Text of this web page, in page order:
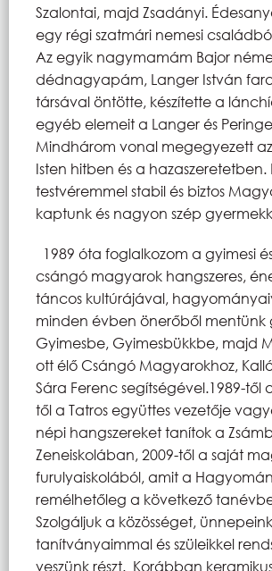
Szalontai, majd Zsadányi.
egy régi szatmári nemesi
Az egyik nagymamám Bajor
dédnagyapám, Langer István
társával öntötte, készítette a
egyéb elemeit a Langer és
Mindhárom vonal megegyezett
Isten hitben és a hazaszeretetben.
testvéremmel stabil és biztos
kaptunk és nagyon szép
1989 óta foglalkozom a gyimesi
csángó magyarok hangszeres,
táncos kultúrájával,
minden évben önerőből mentünk
Gyimesbe, Gyimesbükkbe, majd
ott élő Csángó Magyarokhoz,
Sára Ferenc segítségével.1989-től
től a Tatros együttes vezetője
népi hangszereket tanítok a
Zeneiskolában, 2009-től a saját
furulyaiskolából, amit a
remélhetőleg a következő
Szolgáljuk a közösséget,
tanítványaimmal és szüleikkel
veszünk részt. Korábban